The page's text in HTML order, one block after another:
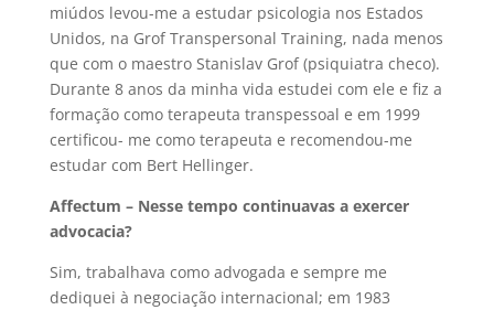
miúdos levou-me a estudar psicologia nos Estados
Unidos, na Grof Transpersonal Training, nada menos
que com o maestro Stanislav Grof (psiquiatra checo).
Durante 8 anos da minha vida estudei com ele e fiz a
formação como terapeuta transpessoal e em 1999
certificou- me como terapeuta e recomendou-me
estudar com Bert Hellinger.
Affectum – Nesse tempo continuavas a exercer
advocacia?
Sim, trabalhava como advogada e sempre me
dediquei à negociação internacional; em 1983